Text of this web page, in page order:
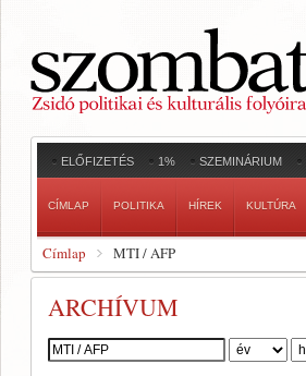
ELŐFIZETÉS 1% SZEMINÁRIUM
CÍMLAP POLITIKA HÍREK KULTÚRA
Címlap MTI / AFP
ARCHÍVUM
Szerző: